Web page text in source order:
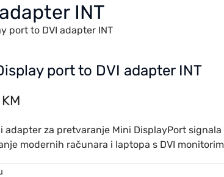
INT
port to DVI adapter INT
port to DVI adapter INT
KM
adapter za pretvaranje Mini DisplayPort signala
modernih računara i laptopa s DVI